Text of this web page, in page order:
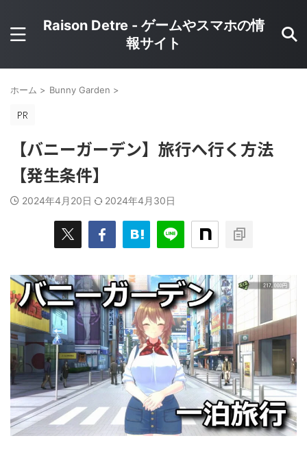
Raison Detre - ゲームやスマホの情
報サイト
ホーム > Bunny Garden >
【バニーガーデン】旅行へ行く方法
【発生条件】
2024年4月20日 2024年4月30日